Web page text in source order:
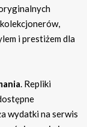
i prestiżem dla
. Repliki
wydatki na serwis